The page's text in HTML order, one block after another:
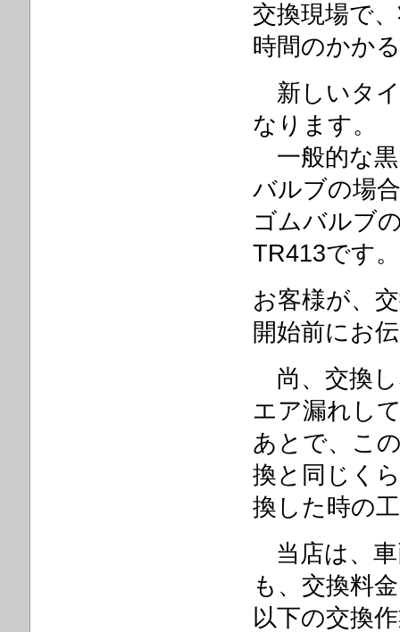
交換現場で
時間のかか
新しいタイ
なりま
一般的な黒
バルブの場
ゴムバルブ
TR413です。
お客様が、
開始前にお
尚、交換
エア漏れし
あとで、こ
換と同じく
換した時の
当店は、
も、交換料
以下の交換